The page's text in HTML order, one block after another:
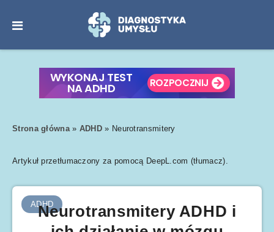
Strona główna» ADHD » Neurotransmitery
Artykuł przetłumaczony za pomocą DeepL.com (tłumacz).
ADHD
Neurotransmitery ADHD i